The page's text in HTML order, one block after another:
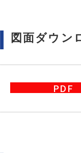
図面ダウン
PDF